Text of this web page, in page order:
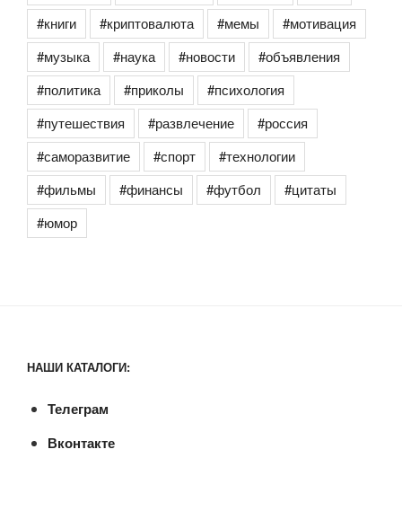
#книги
#криптовалюта #мемы
#мотивация
#музыка
#наука #новости
#объявления
#политика
#приколы
#психология
#путешествия
#развлечение
#россия
#саморазвитие
#спорт
#технологии
#фильмы
#финансы #футбол
#цитаты
#юмор
НАШИ КАТАЛОГИ:
Телеграм
Вконтакте